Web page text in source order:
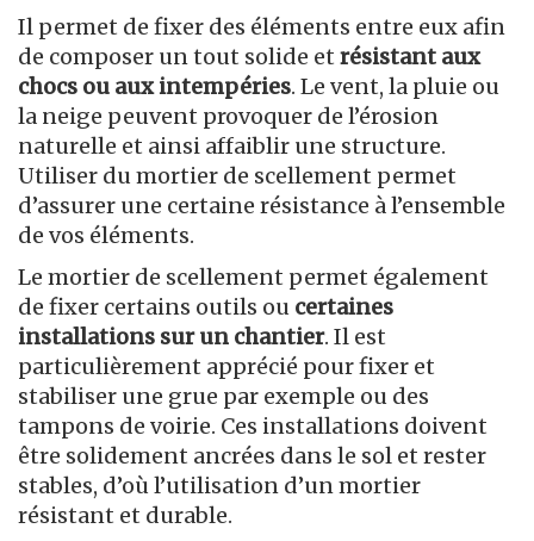
Il permet de fixer des éléments entre eux afin
de composer un tout solide et résistant aux
chocs ou aux intempéries. Le vent, la pluie ou
la neige peuvent provoquer de l’érosion
naturelle et ainsi affaiblir une structure.
Utiliser du mortier de scellement permet
d’assurer une certaine résistance à l’ensemble
de vos éléments.
Le mortier de scellement permet également
de fixer certains outils ou certaines
installations sur un chantier. Il est
particulièrement apprécié pour fixer et
stabiliser une grue par exemple ou des
tampons de voirie. Ces installations doivent
être solidement ancrées dans le sol et rester
stables, d’où l’utilisation d’un mortier
résistant et durable.